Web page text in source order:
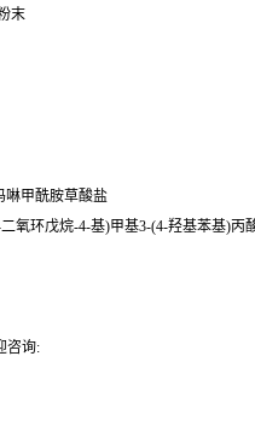
末
啉甲酰胺草酸盐
二氧环戊烷-4-基)甲基3-(4-羟基苯基)丙
咨询: